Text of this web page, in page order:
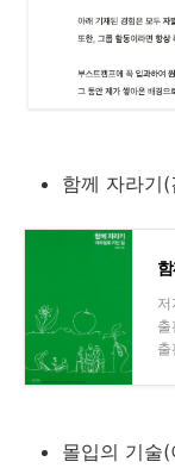
함께 자라기
저
출
출
몰입의 기술